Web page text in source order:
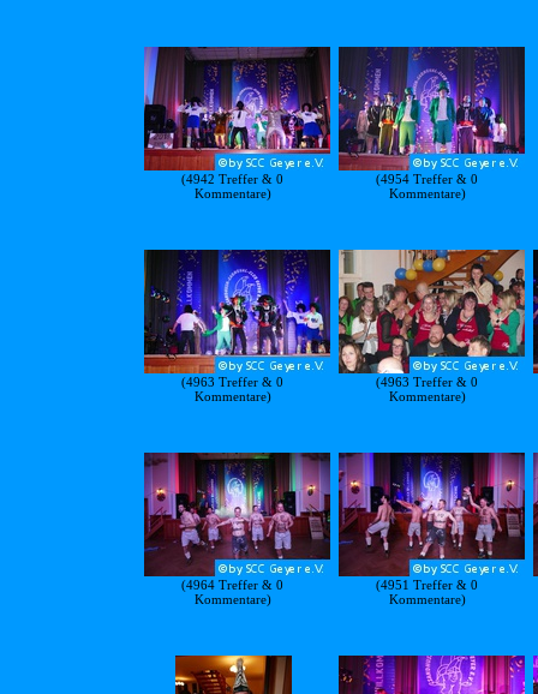
(4942 Treffer & 0
Kommentare)
(4954 Treffer & 0
Kommentare)
(4963 Treffer & 0
Kommentare)
(4963 Treffer & 0
Kommentare)
(4964 Treffer & 0
Kommentare)
(4951 Treffer & 0
Kommentare)